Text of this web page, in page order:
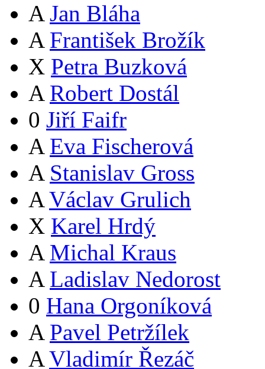
A Jan Bláha
A František Brožík
X Petra Buzková
A Robert Dostál
0 Jiří Faifr
A Eva Fischerová
A Stanislav Gross
A Václav Grulich
X Karel Hrdý
A Michal Kraus
A Ladislav Nedorost
0 Hana Orgoníková
A Pavel Petržílek
A Vladimír Řezáč